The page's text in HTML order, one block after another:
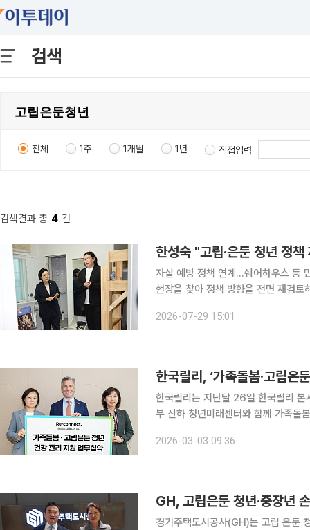
검색
전체 1주 1개월 1년 직접입력
검색결과 총 4 건
한성숙 "고립·은둔 청년 정
자살 예방 정책 연계…쉐어하우스 등 민간 모델 제도화 검토 한
현장을 찾아 정책 방향을 전면 재검토
는 제도적으로 뒷받침하는 방식으로
2026-07-29 15:01
한국릴리, ‘가족돌봄·고립은
한국릴리는 지난달 26일 한국릴리 본
부 산하 청년미래센터와 함께 가족돌
비클 대표와 사랑의 열매 사회복지공
2026-03-03 09:36
GH, 고립은둔 청년·중장년
경기주택도시공사(GH)는 고립 은둔